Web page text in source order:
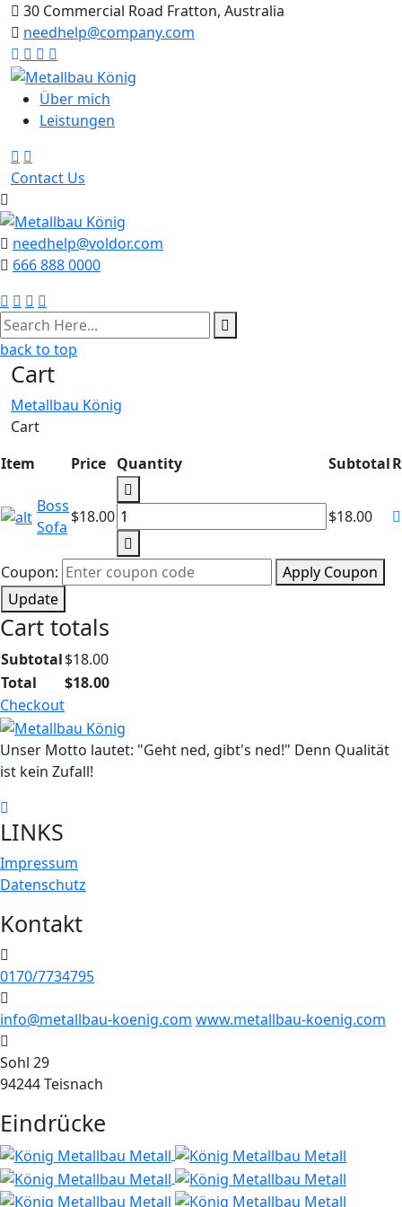
Skip
to
content
30 Commercial Road Fratton, Australia
needhelp@company.com
Über mich
Leistungen
Contact Us
needhelp@voldor.com
666 888 0000
back to top
Cart
Metallbau König
Cart
Item
Price Quantity Subtotal
Boss
Sofa
$18.00
Boss
Sofa
quantity
$18.00
Coupon:
Apply Coupon
Update
Cart totals
Subtotal$18.00
Total
$18.00
Checkout
Unser Motto lautet: "Geht ned, gibt's ned!" Denn Qualität
ist kein Zufall!
LINKS
Impressum
Datenschutz
Kontakt
0170/7734795
info@metallbau-koenig.com www.metallbau-koenig.com
Sohl 29
94244 Teisnach
Eindrücke